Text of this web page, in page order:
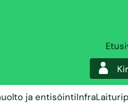
ja entisöintiInfra